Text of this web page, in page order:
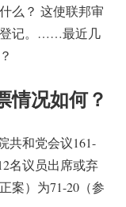
么？ 这使联邦审
登记。……最近几
情况如何？
共和党会议161-
名议员出席或弃
案）为71-20（参